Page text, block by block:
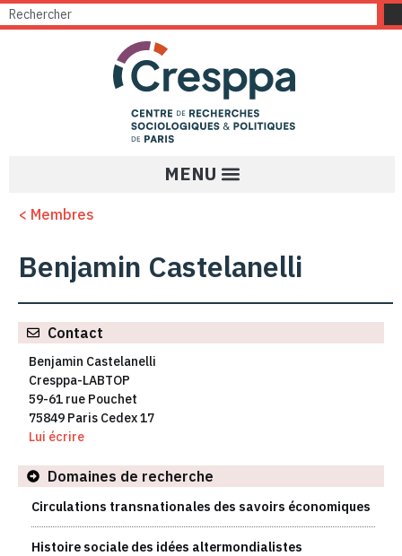
< Membres
Benjamin Castelanelli
Contact
Benjamin Castelanelli
Cresppa-LABTOP
59-61 rue Pouchet
75849 Paris Cedex 17
Lui écrire
Domaines de recherche
Circulations transnationales des savoirs économiques
Histoire sociale des idées altermondialistes